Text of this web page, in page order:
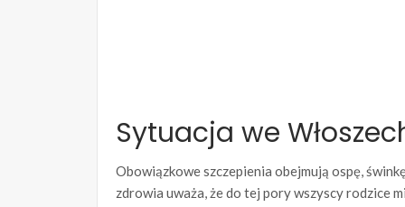
Sytuacja we
Obowiązkowe szczepienia obejmują ospę,
zdrowia uważa, że do tej pory wszyscy rodzice